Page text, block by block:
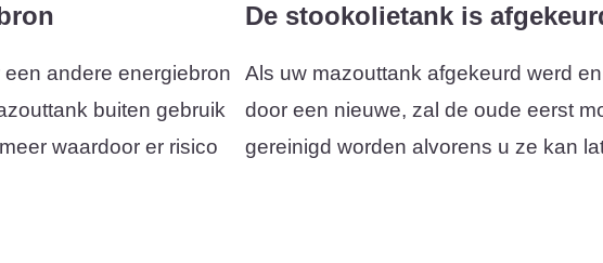
andere energiebron
buiten gebruik
waardoor er risico
De stookolietank is
Als uw mazouttank afgekeurd werd
door een nieuwe, zal de oude eerst
gereinigd worden alvorens u ze kan